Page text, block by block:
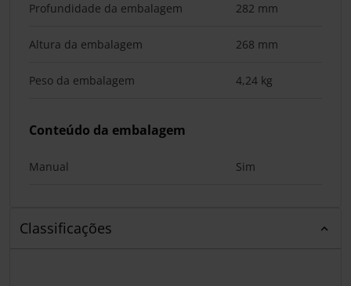
Profundidade da embalagem 282 mm
Altura da embalagem 268 mm
Peso da embalagem 4,24 kg
Conteúdo da embalagem
Manual Sim
Classificações